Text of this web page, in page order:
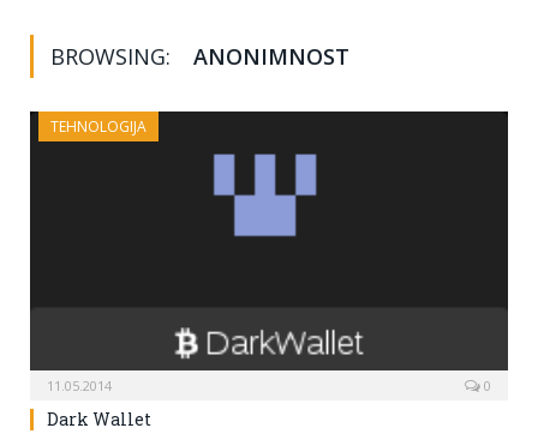
BROWSING: ANONIMNOST
TEHNOLOGIJA
11.05.2014 0
Dark Wallet